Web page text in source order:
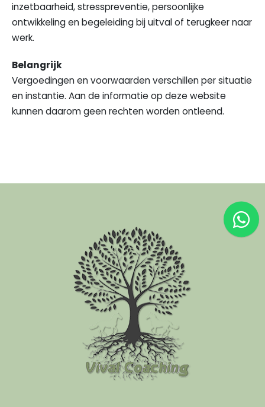
inzetbaarheid, stresspreventie, persoonlijke
ontwikkeling en begeleiding bij uitval of terugkeer naar
werk.
Belangrijk
Vergoedingen en voorwaarden verschillen per situatie
en instantie. Aan de informatie op deze website
kunnen daarom geen rechten worden ontleend.